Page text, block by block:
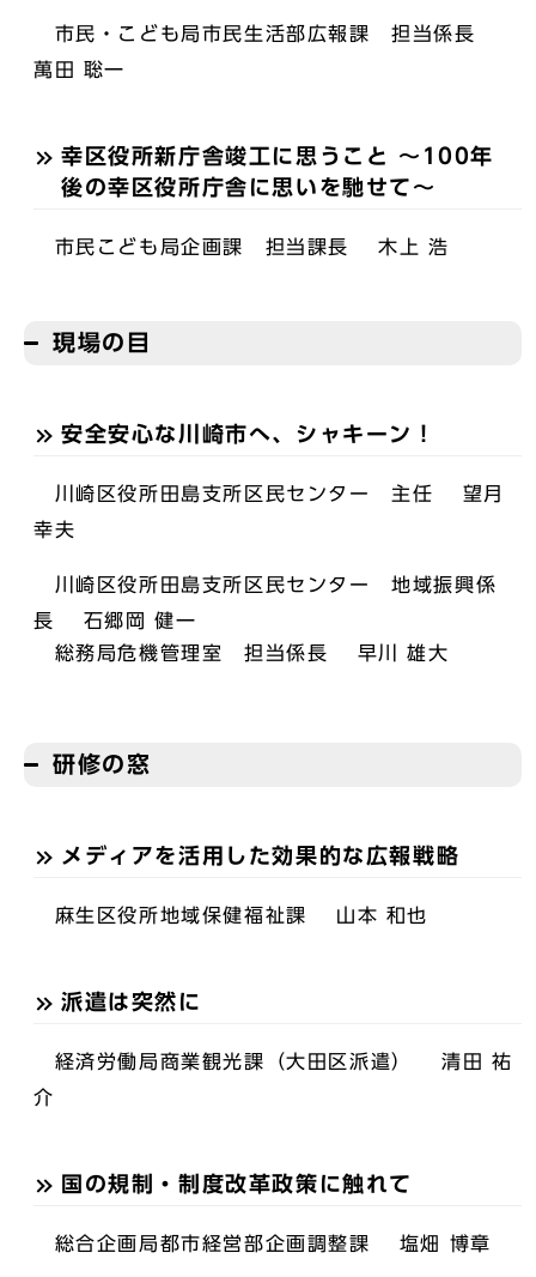
市民・こども局市民生活部広報課 担当係長
萬田 聡一
幸区役所新庁舎竣工に思うこと 〜100年
後の幸区役所庁舎に思いを馳せて〜
市民こども局企画課 担当課長 木上 浩
現場の目
安全安心な川崎市へ、シャキーン！
川崎区役所田島支所区民センター 主任 望月
幸夫
川崎区役所田島支所区民センター 地域振興係
長 石郷岡 健一
総務局危機管理室 担当係長 早川 雄大
研修の窓
メディアを活用した効果的な広報戦略
麻生区役所地域保健福祉課 山本 和也
派遣は突然に
経済労働局商業観光課（大田区派遣） 清田 祐
介
国の規制・制度改革政策に触れて
総合企画局都市経営部企画調整課 塩畑 博章